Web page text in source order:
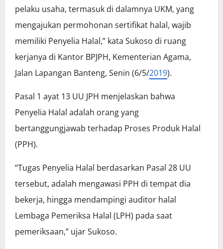
pelaku usaha, termasuk di dalamnya UKM, yang
mengajukan permohonan sertifikat halal, wajib
memiliki Penyelia Halal,” kata Sukoso di ruang
kerjanya di Kantor BPJPH, Kementerian Agama,
Jalan Lapangan Banteng, Senin (6/5/2019).
Pasal 1 ayat 13 UU JPH menjelaskan bahwa
Penyelia Halal adalah orang yang
bertanggungjawab terhadap Proses Produk Halal
(PPH).
“Tugas Penyelia Halal berdasarkan Pasal 28 UU
tersebut, adalah mengawasi PPH di tempat dia
bekerja, hingga mendampingi auditor halal
Lembaga Pemeriksa Halal (LPH) pada saat
pemeriksaan,” ujar Sukoso.